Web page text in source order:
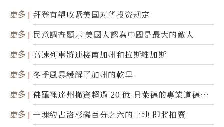
更多 拜登有望收紧美国对华投资规定
更多 民意調查顯示 美國人認為中國是最大的敵人
更多 高速列車將連接南加州和拉斯維加斯
更多 冬季風暴緩解了加州的乾旱
更多
佛羅裡達州撤資超過 20 億 貝萊德的專業道德被
質疑
更多 一塊約占洛杉磯百分之六的土地 即將拍賣